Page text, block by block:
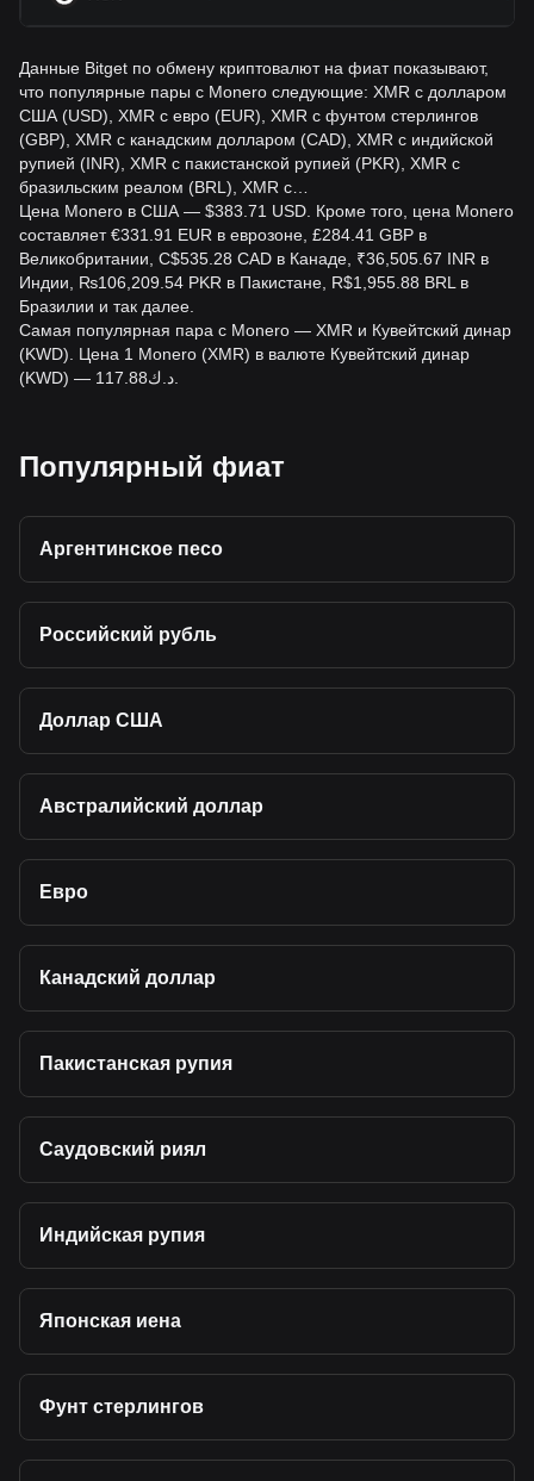
Данные Bitget по обмену криптовалют на фиат показывают,
что популярные пары с Monero следующие: XMR с долларом
США (USD), XMR с евро (EUR), XMR с фунтом стерлингов
(GBP), XMR с канадским долларом (CAD), XMR с индийской
рупией (INR), XMR с пакистанской рупией (PKR), XMR с
бразильским реалом (BRL), XMR с…
Цена Monero в США — $383.71 USD. Кроме того, цена Monero
составляет €331.91 EUR в еврозоне, £284.41 GBP в
Великобритании, C$535.28 CAD в Канаде, ₹36,505.67 INR в
Индии, ₨106,209.54 PKR в Пакистане, R$1,955.88 BRL в
Бразилии и так далее.
Самая популярная пара с Monero — XMR и Кувейтский динар
(KWD). Цена 1 Monero (XMR) в валюте Кувейтский динар
Популярный фиат
Аргентинское песо
Российский рубль
Доллар США
Австралийский доллар
Евро
Канадский доллар
Пакистанская рупия
Саудовский риял
Индийская рупия
Японская иена
Фунт стерлингов